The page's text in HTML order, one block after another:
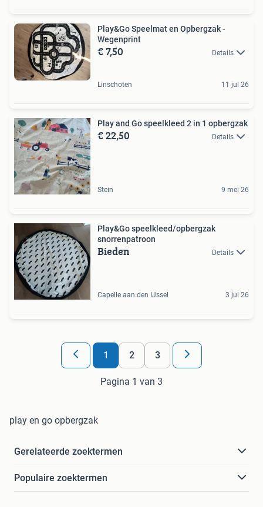
Play&Go Speelmat en Opbergzak -
Wegenprint
€ 7,50 Details
Linschoten 11 jul 26
Play and Go speelkleed 2 in 1 opbergzak
€ 22,50 Details
Stein 9 mei 26
Play&Go speelkleed/opbergzak
snorrenpatroon
Bieden Details
Capelle aan den IJssel 3 jul 26
1 2 3
Pagina 1 van 3
play en go opbergzak
Gerelateerde zoektermen
Populaire zoektermen